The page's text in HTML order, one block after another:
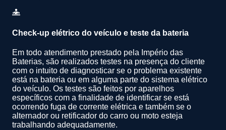
Check-up elétrico do veículo e teste da bateria
Em todo atendimento prestado pela Império das
Baterias, são realizados testes na presença do cliente
com o intuito de diagnosticar se o problema existente
está na bateria ou em alguma parte do sistema elétrico
do veículo. Os testes são feitos por aparelhos
específicos com a finalidade de identificar se está
ocorrendo fuga de corrente elétrica e também se o
alternador ou retificador do carro ou moto esteja
trabalhando adequadamente.